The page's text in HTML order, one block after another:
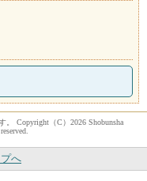
Copyright（C）2026 Shobunsha
へ